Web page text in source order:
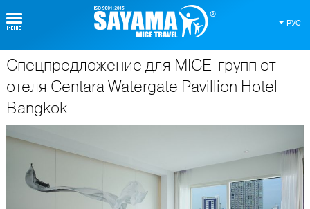
РУС
О Таиланде
Спецпредложение для MICE-групп от
отеля Centara Watergate Pavillion Hotel
Bangkok